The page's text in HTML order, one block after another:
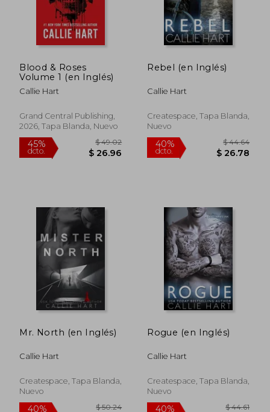
40%
dcto. $ 24.98
40%
dcto.
Blood & Roses
Volume 1 (en Inglés)
Callie Hart
Grand Central Publishing,
2026, Tapa Blanda, Nuevo
Rebel (en Inglés)
Callie Hart
Createspace, Tapa Blanda,
Nuevo
Mr. North (en Inglés)
Callie Hart
Createspace, Tapa Blanda,
Nuevo
Rogue (en Inglés)
Callie Hart
Createspace, Tapa Blanda,
Nuevo